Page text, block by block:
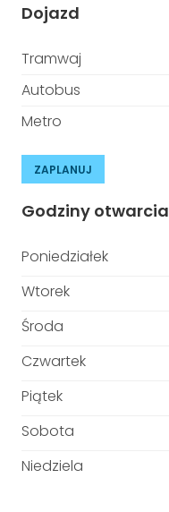
Dojazd
Tramwaj
Autobus
Metro
ZAPLANUJ
Godziny otwarcia
Poniedziałek
Wtorek
Środa
Czwartek
Piątek
Sobota
Niedziela